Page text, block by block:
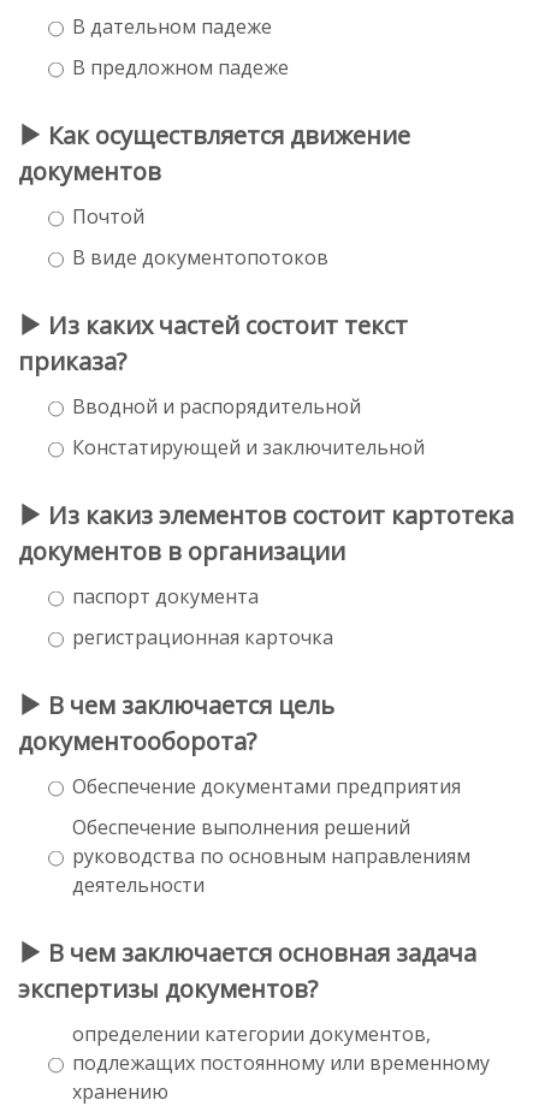
В дательном падеже
В предложном падеже
Как осуществляется движение
документов
Почтой
В виде документопотоков
Из каких частей состоит текст
приказа?
Вводной и распорядительной
Констатирующей и заключительной
Из какиз элементов состоит картотека
документов в организации
паспорт документа
регистрационная карточка
В чем заключается цель
документооборота?
Обеспечение документами предприятия
Обеспечение выполнения решений
руководства по основным направлениям
деятельности
В чем заключается основная задача
экспертизы документов?
определении категории документов,
подлежащих постоянному или временному
хранению